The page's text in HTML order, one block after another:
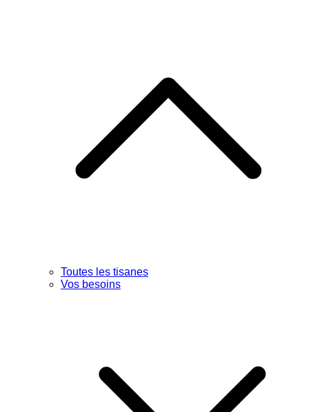
Toutes les tisanes
Vos besoins